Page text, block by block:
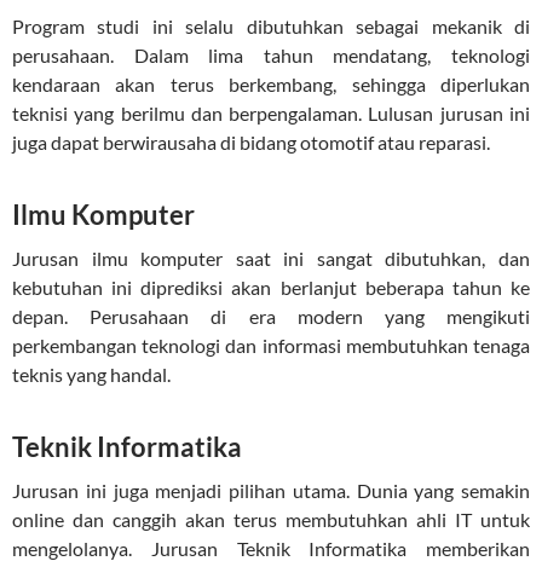
Program studi ini selalu dibutuhkan sebagai mekanik di
perusahaan. Dalam lima tahun mendatang, teknologi
kendaraan akan terus berkembang, sehingga diperlukan
teknisi yang berilmu dan berpengalaman. Lulusan jurusan ini
juga dapat berwirausaha di bidang otomotif atau reparasi.
Ilmu Komputer
Jurusan ilmu komputer saat ini sangat dibutuhkan, dan
kebutuhan ini diprediksi akan berlanjut beberapa tahun ke
depan. Perusahaan di era modern yang mengikuti
perkembangan teknologi dan informasi membutuhkan tenaga
teknis yang handal.
Teknik Informatika
Jurusan ini juga menjadi pilihan utama. Dunia yang semakin
online dan canggih akan terus membutuhkan ahli IT untuk
mengelolanya. Jurusan Teknik Informatika memberikan